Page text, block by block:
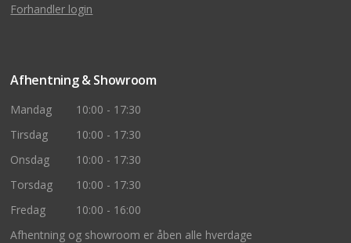
Forhandler login
Afhentning & Showroom
Mandag
10:00 - 17:30
Tirsdag
10:00 - 17:30
Onsdag
10:00 - 17:30
Torsdag
10:00 - 17:30
Fredag
10:00 - 16:00
Afhentning og showroom er åben alle hverdage